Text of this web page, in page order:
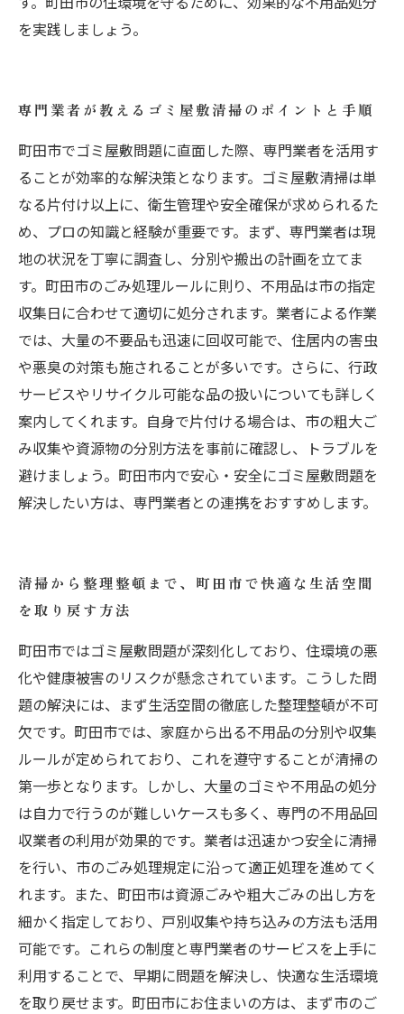
を実践しましょう。
専門業者が教えるゴミ屋敷清掃のポイントと手順
町田市でゴミ屋敷問題に直面した際、専門業者を活用す
ることが効率的な解決策となります。ゴミ屋敷清掃は単
なる片付け以上に、衛生管理や安全確保が求められるた
め、プロの知識と経験が重要です。まず、専門業者は現
地の状況を丁寧に調査し、分別や搬出の計画を立てま
す。町田市のごみ処理ルールに則り、不用品は市の指定
収集日に合わせて適切に処分されます。業者による作業
では、大量の不要品も迅速に回収可能で、住居内の害虫
や悪臭の対策も施されることが多いです。さらに、行政
サービスやリサイクル可能な品の扱いについても詳しく
案内してくれます。自身で片付ける場合は、市の粗大ご
み収集や資源物の分別方法を事前に確認し、トラブルを
避けましょう。町田市内で安心・安全にゴミ屋敷問題を
解決したい方は、専門業者との連携をおすすめします。
清掃から整理整頓まで、町田市で快適な生活空間
を取り戻す方法
町田市ではゴミ屋敷問題が深刻化しており、住環境の悪
化や健康被害のリスクが懸念されています。こうした問
題の解決には、まず生活空間の徹底した整理整頓が不可
欠です。町田市では、家庭から出る不用品の分別や収集
ルールが定められており、これを遵守することが清掃の
第一歩となります。しかし、大量のゴミや不用品の処分
は自力で行うのが難しいケースも多く、専門の不用品回
収業者の利用が効果的です。業者は迅速かつ安全に清掃
を行い、市のごみ処理規定に沿って適正処理を進めてく
れます。また、町田市は資源ごみや粗大ごみの出し方を
細かく指定しており、戸別収集や持ち込みの方法も活用
可能です。これらの制度と専門業者のサービスを上手に
利用することで、早期に問題を解決し、快適な生活環境
を取り戻せます。町田市にお住まいの方は、まず市のご